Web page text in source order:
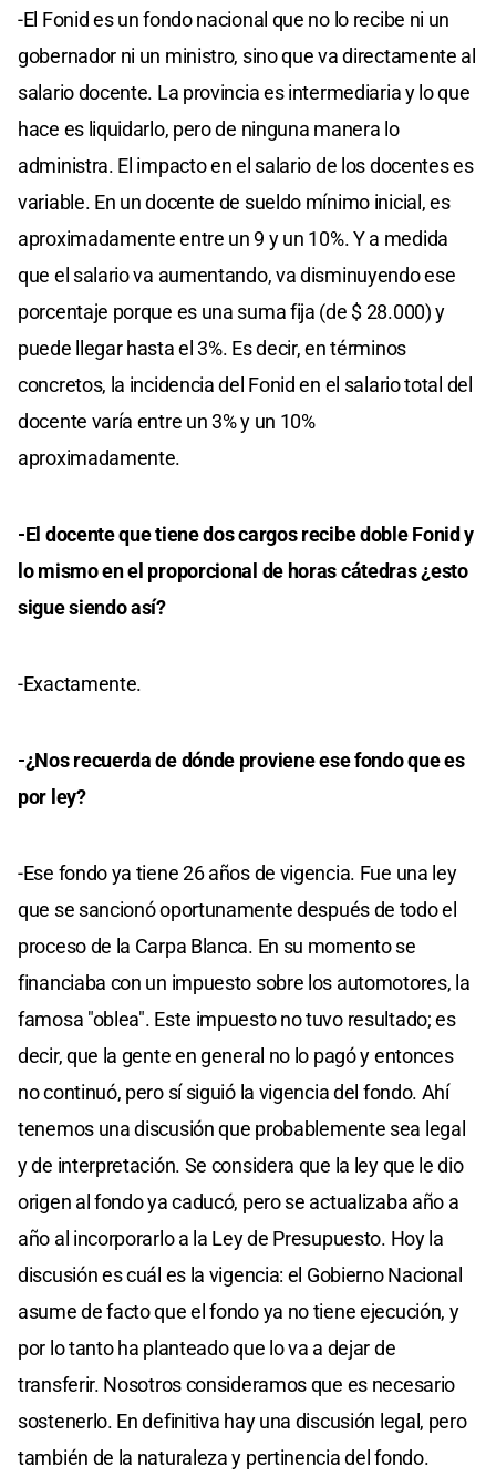
-El Fonid es un fondo nacional que no lo recibe ni un
gobernador ni un ministro, sino que va directamente al
salario docente. La provincia es intermediaria y lo que
hace es liquidarlo, pero de ninguna manera lo
administra. El impacto en el salario de los docentes es
variable. En un docente de sueldo mínimo inicial, es
aproximadamente entre un 9 y un 10%. Y a medida
que el salario va aumentando, va disminuyendo ese
porcentaje porque es una suma fija (de $ 28.000) y
puede llegar hasta el 3%. Es decir, en términos
concretos, la incidencia del Fonid en el salario total del
docente varía entre un 3% y un 10%
aproximadamente.
-El docente que tiene dos cargos recibe doble Fonid y
lo mismo en el proporcional de horas cátedras ¿esto
sigue siendo así?
-Exactamente.
-¿Nos recuerda de dónde proviene ese fondo que es
por ley?
-Ese fondo ya tiene 26 años de vigencia. Fue una ley
que se sancionó oportunamente después de todo el
proceso de la Carpa Blanca. En su momento se
financiaba con un impuesto sobre los automotores, la
famosa "oblea". Este impuesto no tuvo resultado; es
decir, que la gente en general no lo pagó y entonces
no continuó, pero sí siguió la vigencia del fondo. Ahí
tenemos una discusión que probablemente sea legal
y de interpretación. Se considera que la ley que le dio
origen al fondo ya caducó, pero se actualizaba año a
año al incorporarlo a la Ley de Presupuesto. Hoy la
discusión es cuál es la vigencia: el Gobierno Nacional
asume de facto que el fondo ya no tiene ejecución, y
por lo tanto ha planteado que lo va a dejar de
transferir. Nosotros consideramos que es necesario
sostenerlo. En definitiva hay una discusión legal, pero
también de la naturaleza y pertinencia del fondo.